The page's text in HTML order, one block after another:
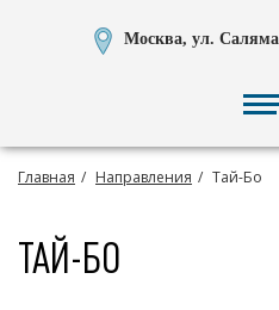
Москва, ул.
Главная Направления Тай-Бо
ТАЙ-БО